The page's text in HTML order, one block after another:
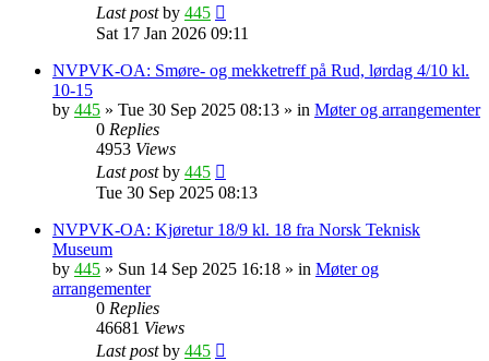
Last postby 445
Sat 17 Jan 2026 09:11
NVPVK-OA: Smøre- og mekketreff på Rud, lørdag 4/10 kl.
10-15
by 445 » Tue 30 Sep 2025 08:13 » in Møter og arrangementer
0 Replies
4953 Views
Last postby 445
Tue 30 Sep 2025 08:13
NVPVK-OA: Kjøretur 18/9 kl. 18 fra Norsk Teknisk
Museum
by 445 » Sun 14 Sep 2025 16:18 » in Møter og
arrangementer
0 Replies
46681 Views
Last postby 445